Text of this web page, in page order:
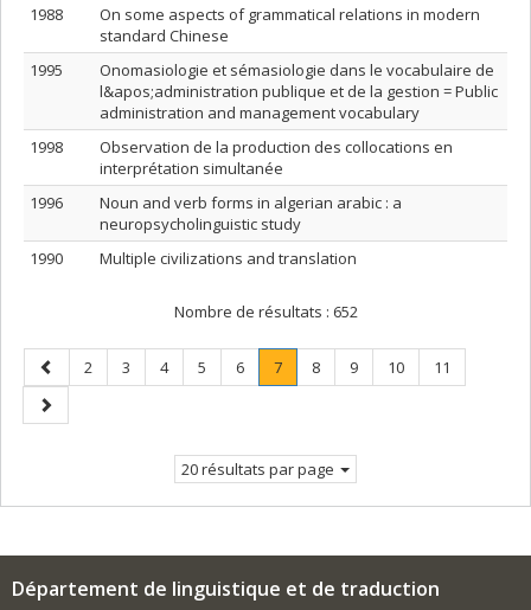
1988
On some aspects of grammatical relations in modern
standard Chinese
1995
Onomasiologie et sémasiologie dans le vocabulaire de
l&apos;administration publique et de la gestion = Public
administration and management vocabulary
1998
Observation de la production des collocations en
interprétation simultanée
1996
Noun and verb forms in algerian arabic : a
neuropsycholinguistic study
1990
Multiple civilizations and translation
Nombre de résultats : 652
Page
précédente
Page
2 Page
3 Page
4 Page
5 Page
6 Page
7.
Page
Page
8 Page
9 Page
10 Page
11
Page
suivante
20 résultats par page
Département de linguistique et de traduction